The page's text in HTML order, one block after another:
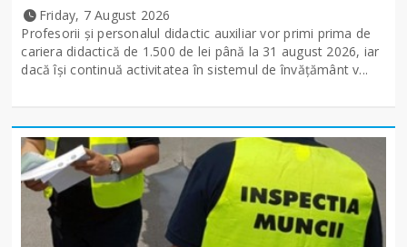
Friday, 7 August 2026
Profesorii și personalul didactic auxiliar vor primi prima de
cariera didactică de 1.500 de lei până la 31 august 2026, iar
dacă își continuă activitatea în sistemul de învățământ v...